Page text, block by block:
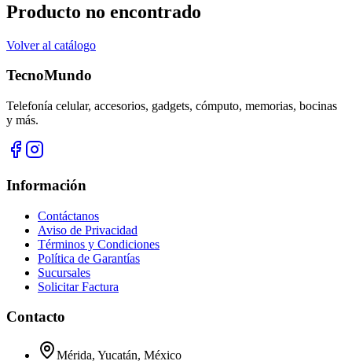
Producto no encontrado
Volver al catálogo
TecnoMundo
Telefonía celular, accesorios, gadgets, cómputo, memorias, bocinas
y más.
Información
Contáctanos
Aviso de Privacidad
Términos y Condiciones
Política de Garantías
Sucursales
Solicitar Factura
Contacto
Mérida, Yucatán, México